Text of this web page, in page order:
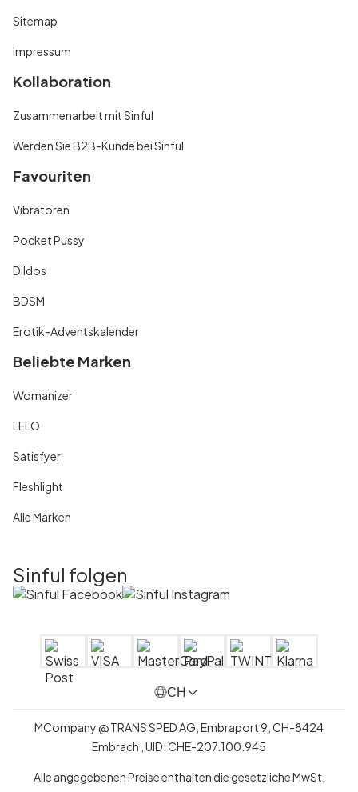
Sitemap
Impressum
Kollaboration
Zusammenarbeit mit Sinful
Werden Sie B2B-Kunde bei Sinful
Favouriten
Vibratoren
Pocket Pussy
Dildos
BDSM
Erotik-Adventskalender
Beliebte Marken
Womanizer
LELO
Satisfyer
Fleshlight
Alle Marken
Sinful folgen
CH
MCompany@TRANS SPED AG, Embraport 9 CH-8424
Embrach , UID:CHE-207.100.945
Alle angegebenen Preise enthalten die gesetzliche MwSt.